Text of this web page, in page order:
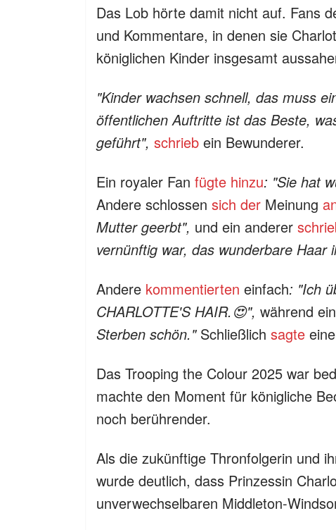
Das Lob hörte damit nicht auf. Fans
und Kommentare, in denen sie
königlichen Kinder insgesamt
"Kinder wachsen schnell, das muss
öffentlichen Auftritte ist das Beste,
geführt", schrieb ein Bewunderer.
Ein royaler Fan fügte hinzu: "Sie hat
Andere schlossen sich der Meinung
Mutter geerbt", und ein anderer
vernünftig war, das wunderbare
Andere kommentierten einfach: "Ich
CHARLOTTE'S HAIR.😍", während
Sterben schön." Schließlich sagte
Das Trooping the Colour 2025 war
machte den Moment für königliche
noch berührender.
Als die zukünftige Thronfolgerin und
wurde deutlich, dass Prinzessin
unverwechselbaren Middleton-